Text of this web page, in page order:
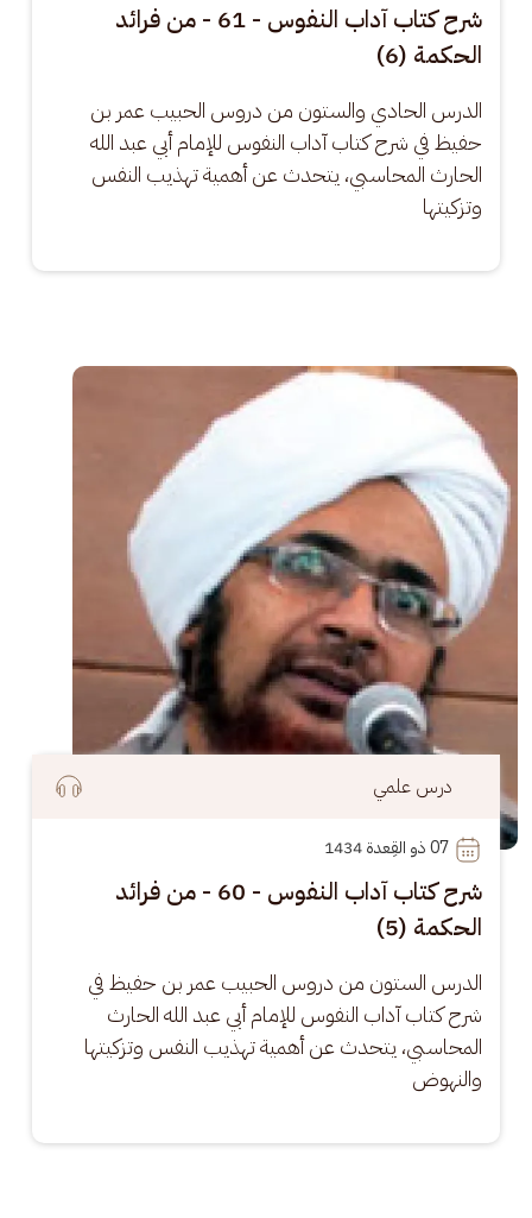
شرح كتاب آداب النفوس - 61 - من فرائد
الحكمة (6)
الدرس الحادي والستون من دروس الحبيب عمر بن
حفيظ في شرح كتاب آداب النفوس للإمام أبي عبد الله
الحارث المحاسبي، يتحدث عن أهمية تهذيب النفس
وتزكيتها
الصورة
درس علمي
07
شرح كتاب آداب النفوس - 60 - من فرائد
الحكمة (5)
الدرس الستون من دروس الحبيب عمر بن حفيظ في
شرح كتاب آداب النفوس للإمام أبي عبد الله الحارث
المحاسبي، يتحدث عن أهمية تهذيب النفس وتزكيتها
والنهوض